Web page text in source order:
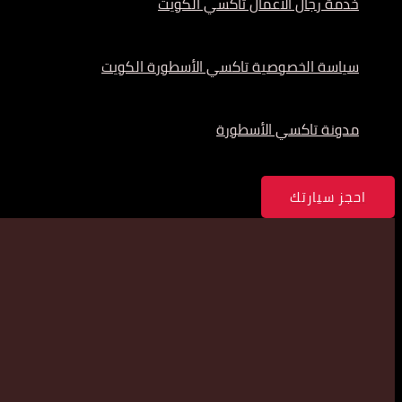
سياسة الخصوصية تاكسي الأسطورة الكويت
مدونة تاكسي الأسطورة
احجز سيارتك